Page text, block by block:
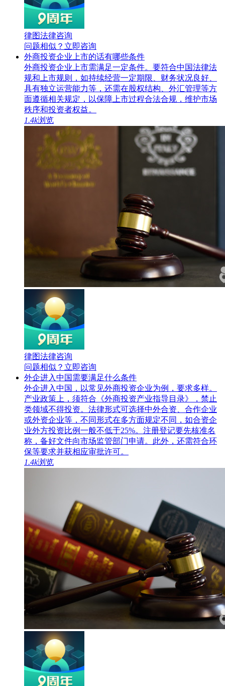
律图法律咨询
问题相似？ 立即咨询
外商投资企业上市的话有哪些条件
外商投资企业上市需满足一定条件。要符合中国法律法
规和上市规则，如持续经营一定期限、财务状况良好、
具有独立运营能力等，还需在股权结构、外汇管理等方
面遵循相关规定，以保障上市过程合法合规，维护市场
秩序和投资者权益。
1.4k浏览
律图法律咨询
问题相似？ 立即咨询
外企进入中国需要满足什么条件
外企进入中国，以常见外商投资企业为例，要求多样。
产业政策上，须符合《外商投资产业指导目录》，禁止
类领域不得投资。法律形式可选择中外合资、合作企业
或外资企业等，不同形式在多方面规定不同，如合资企
业外方投资比例一般不低于25%。注册登记要先核准名
称，备好文件向市场监管部门申请。此外，还需符合环
保等要求并获相应审批许可。
1.4k浏览